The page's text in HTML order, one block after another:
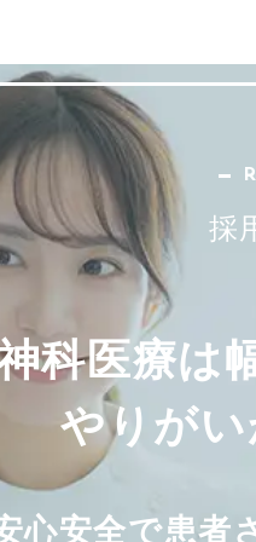
採
科医療は
やりが
心安全で患者